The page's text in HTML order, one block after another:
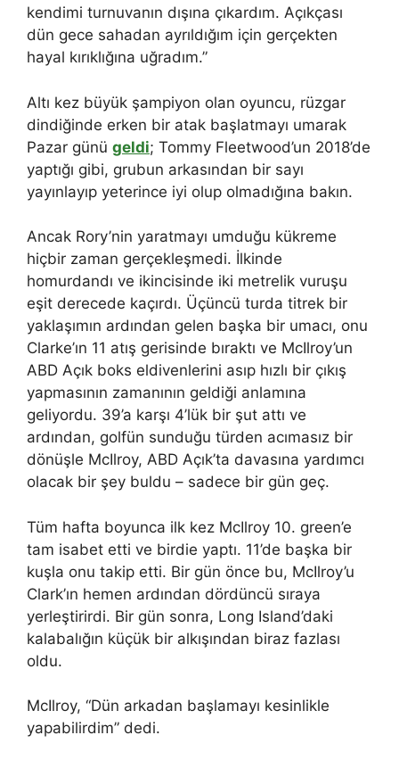
kendimi turnuvanın dışına çıkardım. Açıkçası
dün gece sahadan ayrıldığım için gerçekten
hayal kırıklığına uğradım.”
Altı kez büyük şampiyon olan oyuncu, rüzgar
dindiğinde erken bir atak başlatmayı umarak
Pazar günü geldi; Tommy Fleetwood’un 2018’de
yaptığı gibi, grubun arkasından bir sayı
yayınlayıp yeterince iyi olup olmadığına bakın.
Ancak Rory’nin yaratmayı umduğu kükreme
hiçbir zaman gerçekleşmedi. İlkinde
homurdandı ve ikincisinde iki metrelik vuruşu
eşit derecede kaçırdı. Üçüncü turda titrek bir
yaklaşımın ardından gelen başka bir umacı, onu
Clarke’ın 11 atış gerisinde bıraktı ve McIlroy’un
ABD Açık boks eldivenlerini asıp hızlı bir çıkış
yapmasının zamanının geldiği anlamına
geliyordu. 39’a karşı 4’lük bir şut attı ve
ardından, golfün sunduğu türden acımasız bir
dönüşle McIlroy, ABD Açık’ta davasına yardımcı
olacak bir şey buldu – sadece bir gün geç.
Tüm hafta boyunca ilk kez McIlroy 10. green’e
tam isabet etti ve birdie yaptı. 11’de başka bir
kuşla onu takip etti. Bir gün önce bu, McIlroy’u
Clark’ın hemen ardından dördüncü sıraya
yerleştirirdi. Bir gün sonra, Long Island’daki
kalabalığın küçük bir alkışından biraz fazlası
oldu.
McIlroy, “Dün arkadan başlamayı kesinlikle
yapabilirdim” dedi.